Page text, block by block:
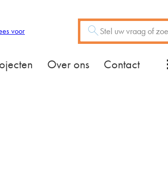
Over ons Contact
voor Zoeken
Vraag of trefwoord